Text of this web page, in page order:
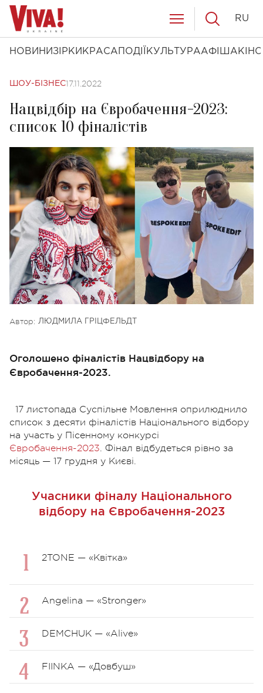
НОВИНИ ЗІРКИ КРАСА ПОДІЇ КУЛЬТУРААФІША КІНО
RU
ШОУ-БІЗНЕС17.11.2022
Нацвідбір на Євробачення-2023:
список 10 фіналістів
Автор: ЛЮДМИЛА ГРІЦФЕЛЬДТ
Оголошено фіналістів Нацвідбору на
Євробачення-2023.
17 листопада Суспільне Мовлення оприлюднило
список з десяти фіналістів Національного відбору
на участь у Пісенному конкурсі
Євробачення-2023. Фінал відбудеться рівно за
місяць — 17 грудня у Києві.
Учасники фіналу Національного
відбору на Євробачення-2023
2TONE — «Квітка»
Angelina — «Stronger»
DEMCHUK — «Alive»
FIINKA — «Довбуш»